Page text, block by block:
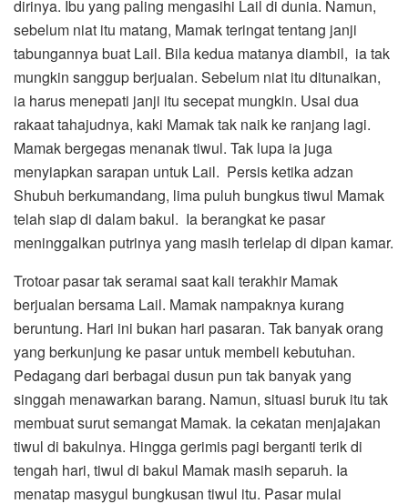
dirinya. Ibu yang paling mengasihi Lail di dunia. Namun,
sebelum niat itu matang, Mamak teringat tentang janji
tabungannya buat Lail. Bila kedua matanya diambil, ia tak
mungkin sanggup berjualan. Sebelum niat itu ditunaikan,
ia harus menepati janji itu secepat mungkin. Usai dua
rakaat tahajudnya, kaki Mamak tak naik ke ranjang lagi.
Mamak bergegas menanak tiwul. Tak lupa ia juga
menyiapkan sarapan untuk Lail. Persis ketika adzan
Shubuh berkumandang, lima puluh bungkus tiwul Mamak
telah siap di dalam bakul. Ia berangkat ke pasar
meninggalkan putrinya yang masih terlelap di dipan kamar.
Trotoar pasar tak seramai saat kali terakhir Mamak
berjualan bersama Lail. Mamak nampaknya kurang
beruntung. Hari ini bukan hari pasaran. Tak banyak orang
yang berkunjung ke pasar untuk membeli kebutuhan.
Pedagang dari berbagai dusun pun tak banyak yang
singgah menawarkan barang. Namun, situasi buruk itu tak
membuat surut semangat Mamak. Ia cekatan menjajakan
tiwul di bakulnya. Hingga gerimis pagi berganti terik di
tengah hari, tiwul di bakul Mamak masih separuh. Ia
menatap masygul bungkusan tiwul itu. Pasar mulai